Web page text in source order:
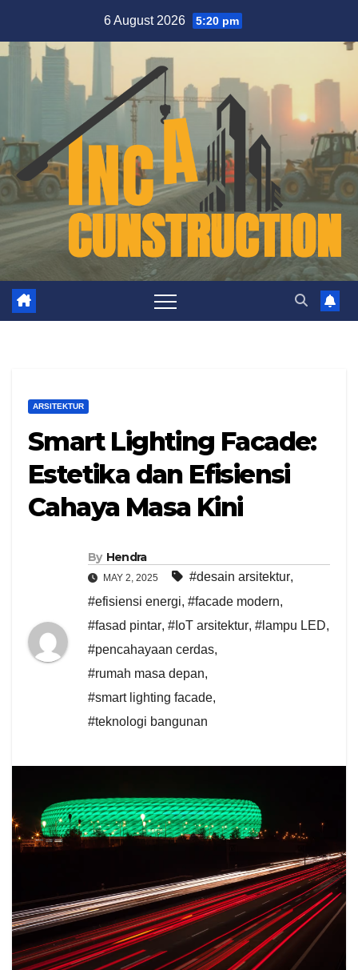
content
6 August 2026 5:20 pm
ARSITEKTUR
Smart Lighting Facade:
Estetika dan Efisiensi
Cahaya Masa Kini
By Hendra
MAY 2, 2025 #desain arsitektur,
#efisiensi energi, #facade modern,
#fasad pintar, #IoT arsitektur, #lampu LED,
#pencahayaan cerdas,
#rumah masa depan,
#smart lighting facade,
#teknologi bangunan